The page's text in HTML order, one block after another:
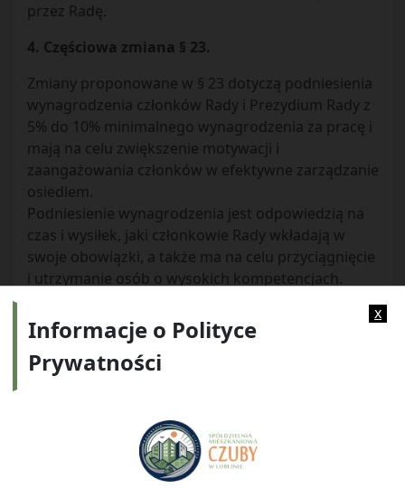
przez Radę.
4. Częściowa zmiana § 23.
Zmiany proponowane w § 23 dotyczą podniesienia
wynagrodzenia członków Rady i Prezydium Rady z
5% do 10% minimalnego wynagrodzenia za pracę i
mają na celu zwiększenie motywacji i
zaangażowania członków w efektywne zarządzanie
osiedlem.
Podniesienie wynagrodzenia jest odpowiedzią na
czas i wysiłek, jaki członkowie Rady wkładają w
swoje obowiązki, a także ma na celu przyciągnięcie
i utrzymanie osób o wysokich kompetencjach.
Przewodniczący wskazał, że Komisja nadal pracuje
nad zmianami, są one poważne i wymagają
głębokiego przeanalizowania w kontekście wpływu
na inne postanowienia statutu
przedstawionymi zmianami:
W toku dyskusji pojawiły się propozycje –
x
Informacje o Polityce
Prywatności